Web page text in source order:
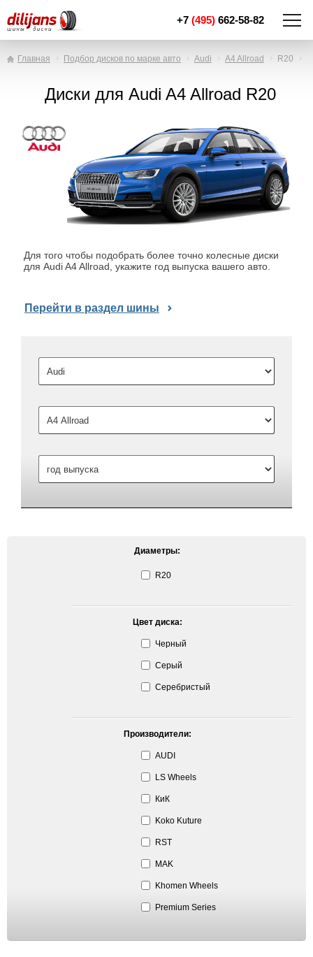
+7 (495) 662-58-82
Главная Подбор дисков по марке авто Audi A4 Allroad R20
Диски для Audi A4 Allroad R20
Для того чтобы подобрать более точно колесные диски
для Audi A4 Allroad, укажите год выпуска вашего авто.
Перейти в раздел шины
Диаметры:
R20
Цвет диска:
Черный
Серый
Серебристый
Производители:
AUDI
LS Wheels
КиК
Koko Kuture
RST
MAK
Khomen Wheels
Premium Series